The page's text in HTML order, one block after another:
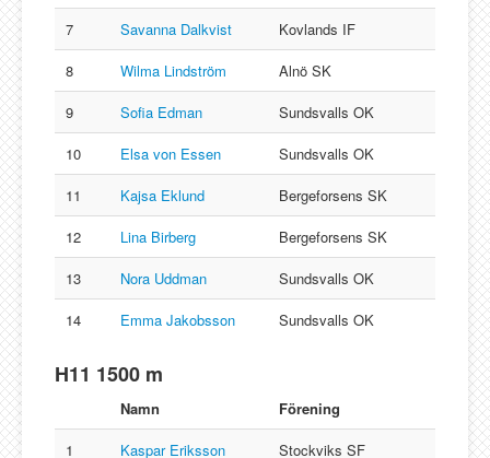
7
Savanna Dalkvist
Kovlands IF
8
Wilma Lindström
Alnö SK
9
Sofia Edman
Sundsvalls OK
10
Elsa von Essen
Sundsvalls OK
11
Kajsa Eklund
Bergeforsens SK
12
Lina Birberg
Bergeforsens SK
13
Nora Uddman
Sundsvalls OK
14
Emma Jakobsson Sundsvalls OK
H11 1500 m
Namn
Förening
1
Kaspar Eriksson
Stockviks SF